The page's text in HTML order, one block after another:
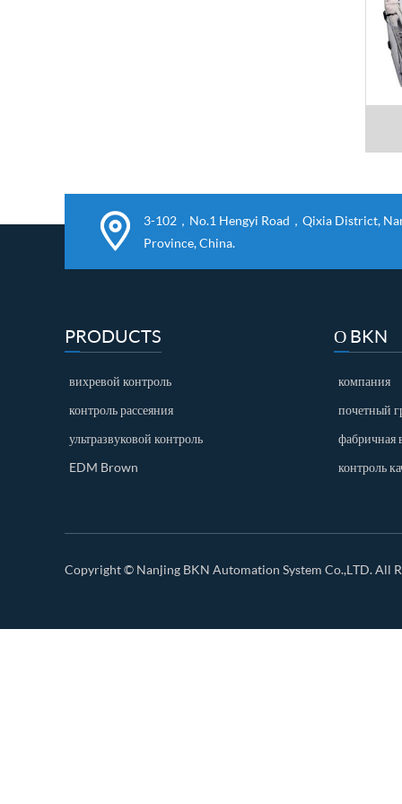
3-102，No.1 Hengyi Road，Qixia District,
Province, China.
PRODUCTS
вихревой контроль
контроль рассеяния
ультразвуковой контроль
EDM Brown
О BKN
компания
почетный
фабричная
контроль
Copyright © Nanjing BKN Automation System Co.,LTD.All